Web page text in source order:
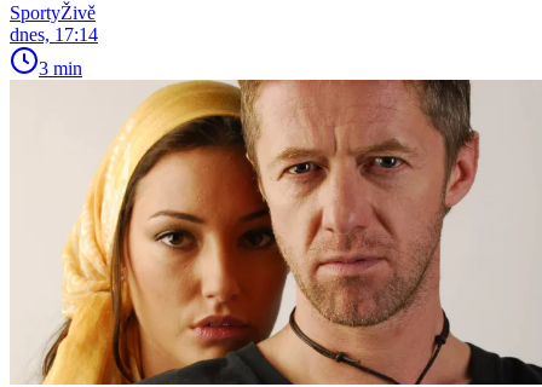
SportyŽivě
dnes, 17:14
3 min